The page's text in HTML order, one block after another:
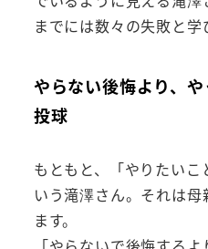
までには数々の失敗と学
やらない後悔より、
投球
もともと、「やりたい
いう滝澤さん。それは
ます。